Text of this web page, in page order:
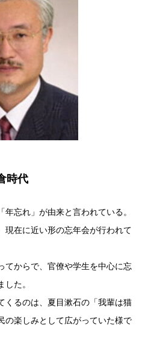
時代
忘れ」が由来と言われている。
現在に近い形の忘年会が行われて
てからで、官僚や学生を中心に忘
た。
くるのは、夏目漱石の「我輩は猫
の楽しみとして広がっていた様で